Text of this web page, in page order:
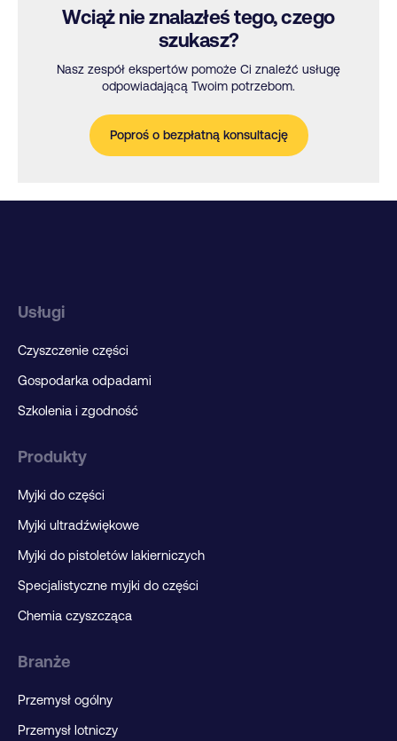
Wciąż nie znalazłeś tego, czego
szukasz?
Nasz zespół ekspertów pomoże Ci znaleźć usługę
odpowiadającą Twoim potrzebom.
Poproś o bezpłatną konsultację
Usługi
Czyszczenie części
Gospodarka odpadami
Szkolenia i zgodność
Produkty
Myjki do części
Myjki ultradźwiękowe
Myjki do pistoletów lakierniczych
Specjalistyczne myjki do części
Chemia czyszcząca
Branże
Przemysł ogólny
Przemysł lotniczy